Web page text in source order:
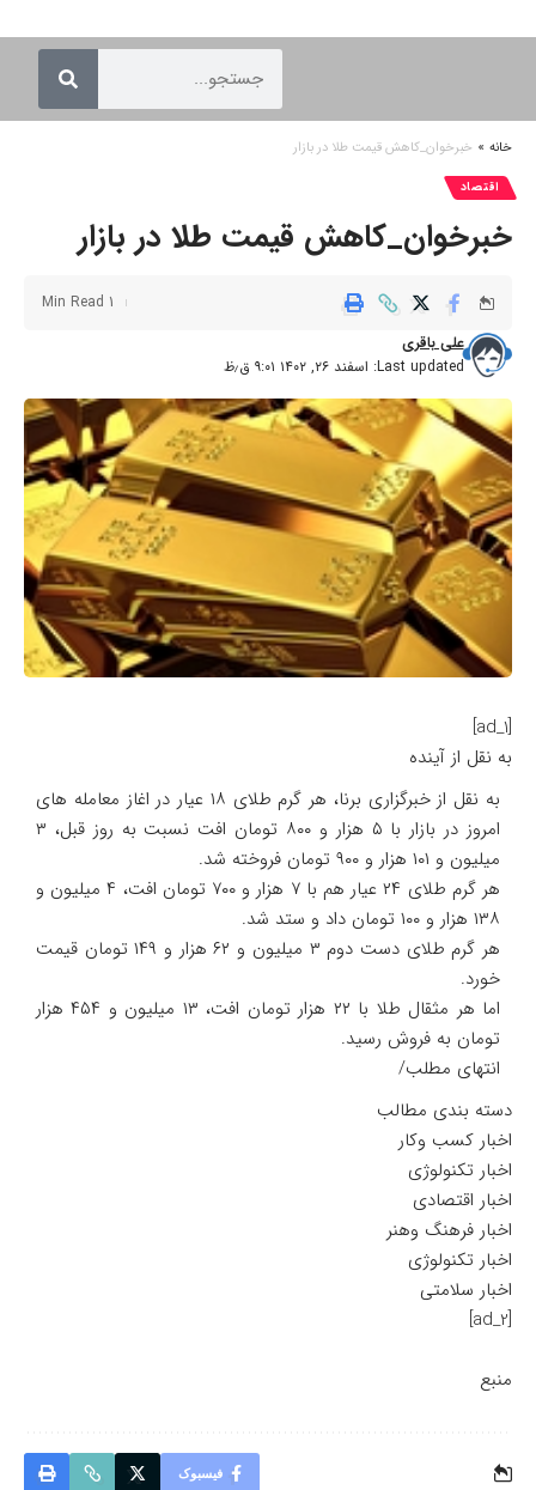
خانه » خبرخوان_کاهش قیمت طلا در بازار
اقتصاد
خبرخوان_کاهش قیمت طلا در بازار
Last updated: اسفند ۲۶, ۱۴۰۲ ۹:۰۱ ق٫ظ
علی باقری
1 Min Read
[ad_1]
به نقل از آینده
به نقل از خبرگزاری برنا، هر گرم طلای ۱۸ عیار در اغاز معامله های
امروز در بازار با ۵ هزار و ۸۰۰ تومان افت نسبت به روز قبل، ۳
میلیون و ۱۰۱ هزار و ۹۰۰ تومان فروخته شد.
هر گرم طلای ۲۴ عیار هم با ۷ هزار و ۷۰۰ تومان افت، ۴ میلیون و
۱۳۸ هزار و ۱۰۰ تومان داد و ستد شد.
هر گرم طلای دست دوم ۳ میلیون و ۶۲ هزار و ۱۴۹ تومان قیمت
خورد.
اما هر مثقال طلا با ۲۲ هزار تومان افت، ۱۳ میلیون و ۴۵۴ هزار
تومان به فروش رسید.
انتهای مطلب/
دسته بندی مطالب
اخبار کسب وکار
اخبار تکنولوژی
اخبار اقتصادی
اخبار فرهنگ وهنر
اخبار تکنولوژی
اخبار سلامتی
[ad_2]
منبع
فیسبوک